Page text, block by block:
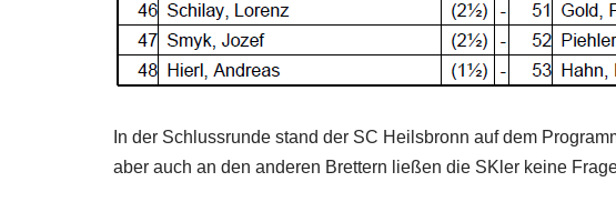
In der Schlussrunde stand der SC Heilsbronn auf dem
aber auch an den anderen Brettern ließen die SKler keine